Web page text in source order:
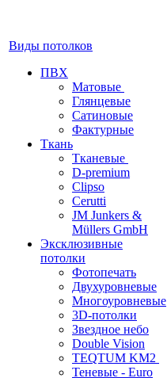
Виды потолков
ПВХ
Матовые
Глянцевые
Сатиновые
Фактурные
Ткань
Тканевые
D-premium
Clipso
Cerutti
JM Junkers &
Müllers GmbH
Эксклюзивные
потолки
Фотопечать
Двухуровневые
Многоуровневые
3D-потолки
Звездное небо
Double Vision
TEQTUM KM2
Теневые - Euro